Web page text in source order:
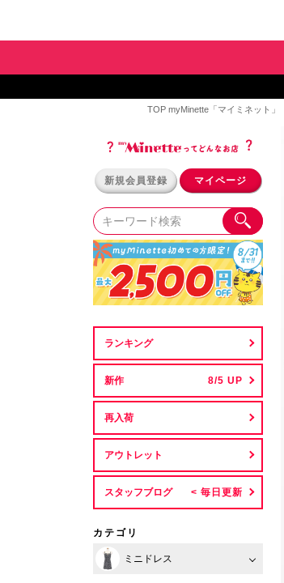
TOP myMinette「マイミネット」
新規会員登録 マイページ
ランキング
新作
再入荷
アウトレット
スタッフブログ
カテゴリ
ミニドレス